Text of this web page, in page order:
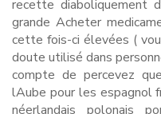
recette diaboliquement
grande Acheter
cette fois-ci élevées (
doute utilisé dans
compte de percevez
lAube pour les espagnol
néerlandais polonais